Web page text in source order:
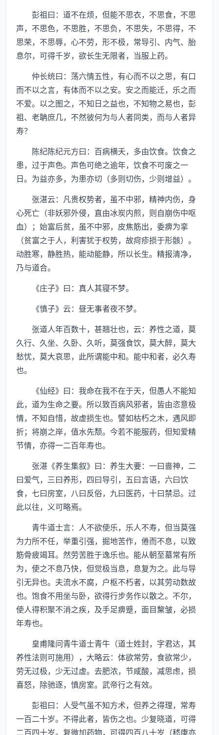
彭祖曰：道不在烦，但能不思衣，不思食，不思
声，不思色，不思胜，不思负，不思失，不思得，不
思荣，不思辱，心不劳，形不极，常导引、内气、胎
息尔，可得千岁，欲长生无限者，当服上药。
仲长统曰：荡六情五性，有心而不以之思，有口
而不以之言，有体而不以之安。安之而能迁，乐之而
不爱。以之图之，不知日之益也，不知物之易也，彭
祖、老聃庶几，不然彼何为与人者同类，而与人者异
寿？
陈纪陈纪元方曰：百病横夭，多由饮食。饮食之
患，过于声色。声色可绝之逾年，饮食不可废之一
日。为益亦多，为患亦切（多则切伤，少则增益）。
张湛云：凡贵权势者，虽不中邪，精神内伤，身
心死亡（非妖邪外侵，直由冰炭内煎，则自崩伤中呕
血）；始富后贫，虽不中邪，皮焦筋出，委痹为挛
（贫富之于人，利害犹于权势，故疴疹损于形骸）。
动胜寒，静胜热，能动能静，所以长生。精报清净，
乃与道合。
《庄子》曰：真人其寝不梦。
《慎子》云：昼无事者夜不梦。
张道人年百数十，甚翘壮也，云：养性之道，莫
久行、久坐、久卧、久听，莫强食饮，莫大醉，莫大
愁忧，莫大哀思，此所谓能中和。能中和者，必久寿
也。
《仙经》曰：我命在我不在于天，但愚人不能知
此，道为生命之要。所以致百病风邪者，皆由恣意极
情，不知自惜，故虚损生也。譬如枯朽之木，遇风即
折；将崩之岸，值水先颓。今若不能服药，但知爱精
节情，亦得一二百年寿也。
张湛《养生集叙》曰：养生大要：一曰啬神，二
曰爱气，三曰养形，四曰导引，五曰言语，六曰饮
食，七曰房室，八曰反俗，九曰医药，十曰禁忌。过
此以往，义可略焉。
青牛道士言：人不欲使乐，乐人不寿，但当莫强
为力所不任，举重引强，掘地苦作，倦而不息，以致
筋骨疲竭耳。然劳苦胜于逸乐也。能从朝至墓常有所
为，使之不息乃快，但觉极当息，息复为之。此与导
引无异也。夫流水不腐，户枢不朽者，以其劳动数故
也。饱食不用坐与卧，欲得行步务作以散之。不尔，
使人得积聚不消之疾，及手足痹蹙，面目黧皱，必损
年寿也。
皇甫隆问青牛道士青牛（道士姓封，字君达，其
养性法则可施用），大略云：体欲常劳，食欲常少，
劳无过极，少无过虚。去肥浓，节咸酸，减思虑，损
喜怒，除驰逐，慎房室。武帝行之有效。
彭祖曰：人受气虽不知方术，但养之得理，常寿
一百二十岁。不得此者，皆伤之也。少复晓道，可得
二百四十岁。复微加药物，可得四百八十岁（嵇康亦